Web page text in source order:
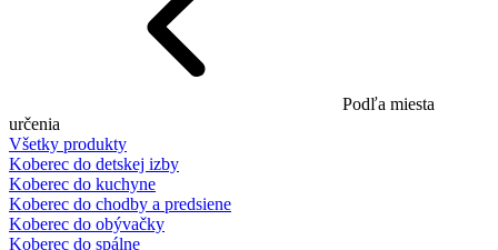
Podľa miesta
určenia
Všetky produkty
Koberec do detskej izby
Koberec do kuchyne
Koberec do chodby a predsiene
Koberec do obývačky
Koberec do spálne